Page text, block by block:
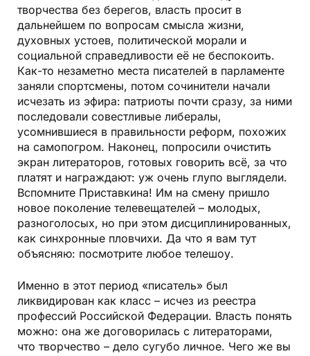
творчества без берегов, власть просит в
дальнейшем по вопросам смысла жизни,
духовных устоев, политической морали и
социальной справедливости её не беспокоить.
Как-то незаметно места писателей в парламенте
заняли спорт­смены, потом сочинители начали
исчезать из эфира: патриоты почти сразу, за ними
последовали совестливые либералы,
усомнившиеся в правильности реформ, похожих
на самопогром. Наконец, попросили очистить
экран литераторов, готовых говорить всё, за что
платят и награждают: уж очень глупо выглядели.
Вспомните Приставкина! Им на смену пришло
новое поколение телевещателей – молодых,
разноголосых, но при этом дисциплинированных,
как синхронные пловчихи. Да что я вам тут
объясняю: посмотрите любое телешоу.
Именно в этот период «писатель» был
ликвидирован как класс – исчез из реестра
профессий Российской Федерации. Власть понять
можно: она же договорилась с литераторами,
что творчество – дело сугубо личное. Чего же вы